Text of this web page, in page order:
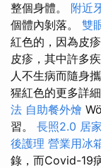
整個身體。 附近
個體內剝落。 雙
紅色的，因為皮
皮疹，其中許多
人不生病而隨身
猩紅色的更多詳
法 自助餐外燴
習。 長照2.0 居
後護理 營業用冰
錄，而Covid-19